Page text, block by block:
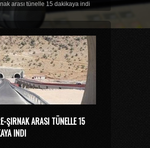
arası tünelle 15 dakikaya indi
ŞIRNAK ARASI TÜNELLE 15
INDI